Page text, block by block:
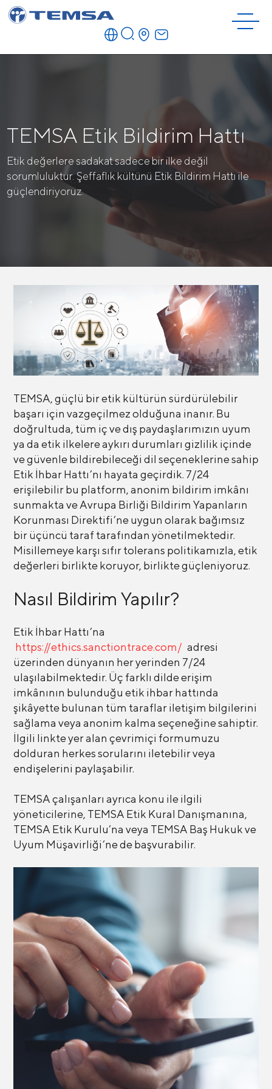
TEMSA Etik Bildirim Hattı
Etik değerlere sadakat sadece bir ilke değil
sorumluluktur. Şeffaflık kültünü Etik Bildirim Hattı ile
güçlendiriyoruz.
TEMSA, güçlü bir etik kültürün sürdürülebilir
başarı için vazgeçilmez olduğuna inanır. Bu
doğrultuda, tüm iç ve dış paydaşlarımızın uyum
ya da etik ilkelere aykırı durumları gizlilik içinde
ve güvenle bildirebileceği dil seçeneklerine sahip
Etik İhbar Hattı’nı hayata geçirdik. 7/24
erişilebilir bu platform, anonim bildirim imkânı
sunmakta ve Avrupa Birliği Bildirim Yapanların
Korunması Direktifi’ne uygun olarak bağımsız
bir üçüncü taraf tarafından yönetilmektedir.
Misillemeye karşı sıfır tolerans politikamızla, etik
değerleri birlikte koruyor, birlikte güçleniyoruz.
Nasıl Bildirim Yapılır?
Etik İhbar Hattı’na
https://ethics.sanctiontrace.com/ adresi
üzerinden dünyanın her yerinden 7/24
ulaşılabilmektedir. Üç farklı dilde erişim
imkânının bulunduğu etik ihbar hattında
şikâyette bulunan tüm taraflar iletişim bilgilerini
sağlama veya anonim kalma seçeneğine sahiptir.
İlgili linkte yer alan çevrimiçi formumuzu
dolduran herkes sorularını iletebilir veya
endişelerini paylaşabilir.
TEMSA çalışanları ayrıca konu ile ilgili
yöneticilerine, TEMSA Etik Kural Danışmanına,
TEMSA Etik Kurulu’na veya TEMSA Baş Hukuk ve
Uyum Müşavirliği’ne de başvurabilir.